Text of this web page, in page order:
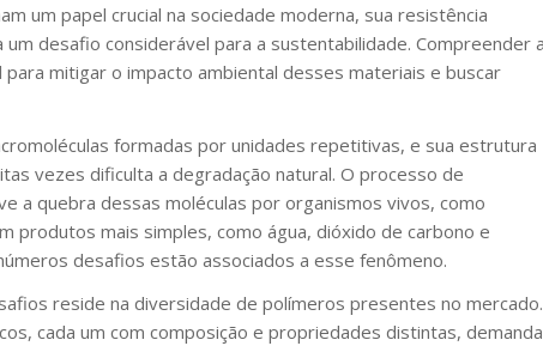
um papel crucial na sociedade moderna, sua resistência
desafio considerável para a sustentabilidade. Compreender
mitigar o impacto ambiental desses materiais e buscar
formadas por unidades repetitivas, e sua estrutura
vezes dificulta a degradação natural. O processo de
a quebra dessas moléculas por organismos vivos, como
produtos mais simples, como água, dióxido de carbono e
desafios estão associados a esse fenômeno.
reside na diversidade de polímeros presentes no mercado.
cada um com composição e propriedades distintas, demanda